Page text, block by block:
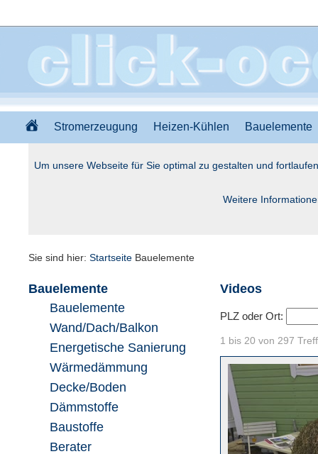
Stromerzeugung Heizen-Kühlen Bauelemente
Um unsere Webseite für Sie optimal zu gestalten und
Weitere
Sie sind hier: Startseite Bauelemente
Bauelemente
Bauelemente
Wand/Dach/Balkon
Energetische Sanierung
Wärmedämmung
Decke/Boden
Dämmstoffe
Baustoffe
Berater
Videos
PLZ oder Ort:
1 bis 20 von 297